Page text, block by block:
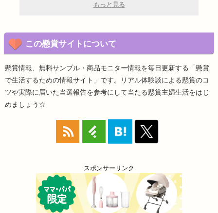
もっと見る
この懸賞サイトについて
懸賞情報、無料サンプル・商品モニター情報を毎日更新する「懸賞
で生活するための情報サイト」です。リアル体験談による懸賞のコ
ツや実際に届いた当選報告を参考にして当たる懸賞主婦生活をはじ
めましょう☆
スポンサーリンク